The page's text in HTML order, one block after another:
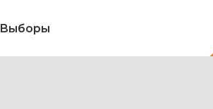
Выборы